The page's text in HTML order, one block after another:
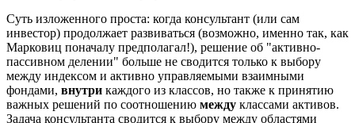
Суть изложенного проста: когда консультант (или сам
инвестор) продолжает развиваться (возможно, именно так, как
Марковиц поначалу предполагал!), решение об "активно-
пассивном делении" больше не сводится только к выбору
между индексом и активно управляемыми взаимными
фондами, внутри каждого из классов, но также к принятию
важных решений по соотношению между классами активов.
Задача консультанта сводится к выбору между областями